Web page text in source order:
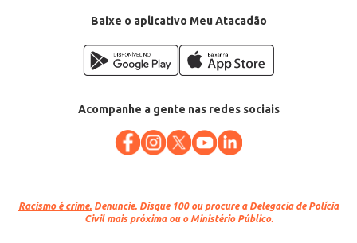
Categoria: Sabonete líquido
EAN: 7891150053229
Baixe o aplicativo Meu Atacadão
Acompanhe a gente nas redes sociais
Racismo é crime. Denuncie. Disque 100 ou procure a Delegacia de Polícia
Civil mais próxima ou o Ministério Público.